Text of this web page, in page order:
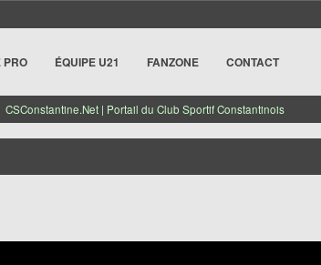
PRO ÉQUIPE U21 FANZONE CONTACT
CSConstantine.Net | Portail du Club Sportif Constantinois